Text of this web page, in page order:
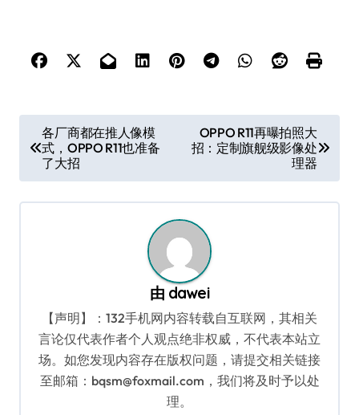
章
导
航
各厂商都在推人像模
式，OPPO R11也准备
了大招
OPPO R11再曝拍照大
招：定制旗舰级影像处
理器
由 dawei
【声明】：132手机网内容转载自互联网，其相关
言论仅代表作者个人观点绝非权威，不代表本站立
场。如您发现内容存在版权问题，请提交相关链接
至邮箱：bqsm@foxmail.com，我们将及时予以处
理。